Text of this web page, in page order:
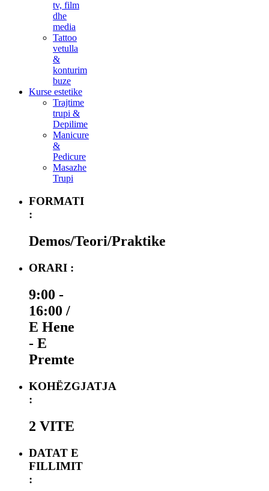
tv, film
dhe
media
Tattoo
vetulla
&
konturim
buze
Kurse estetike
Trajtime
trupi &
Depilime
Manicure
&
Pedicure
Masazhe
Trupi
FORMATI
:
Demos/Teori/Praktike
ORARI :
9:00 -
16:00 /
E Hene
- E
Premte
KOHËZGJATJA
:
2 VITE
DATAT E
FILLIMIT
: